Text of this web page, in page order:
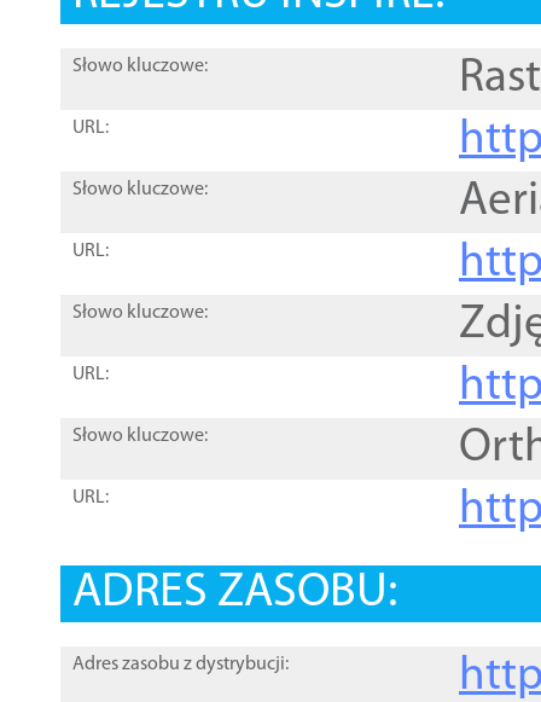
Słowo kluczowe:
URL:
Słowo kluczowe:
URL:
Słowo kluczowe:
URL:
Słowo kluczowe:
URL:
ADRES ZASOBU:
Adres zasobu z dystrybucji: